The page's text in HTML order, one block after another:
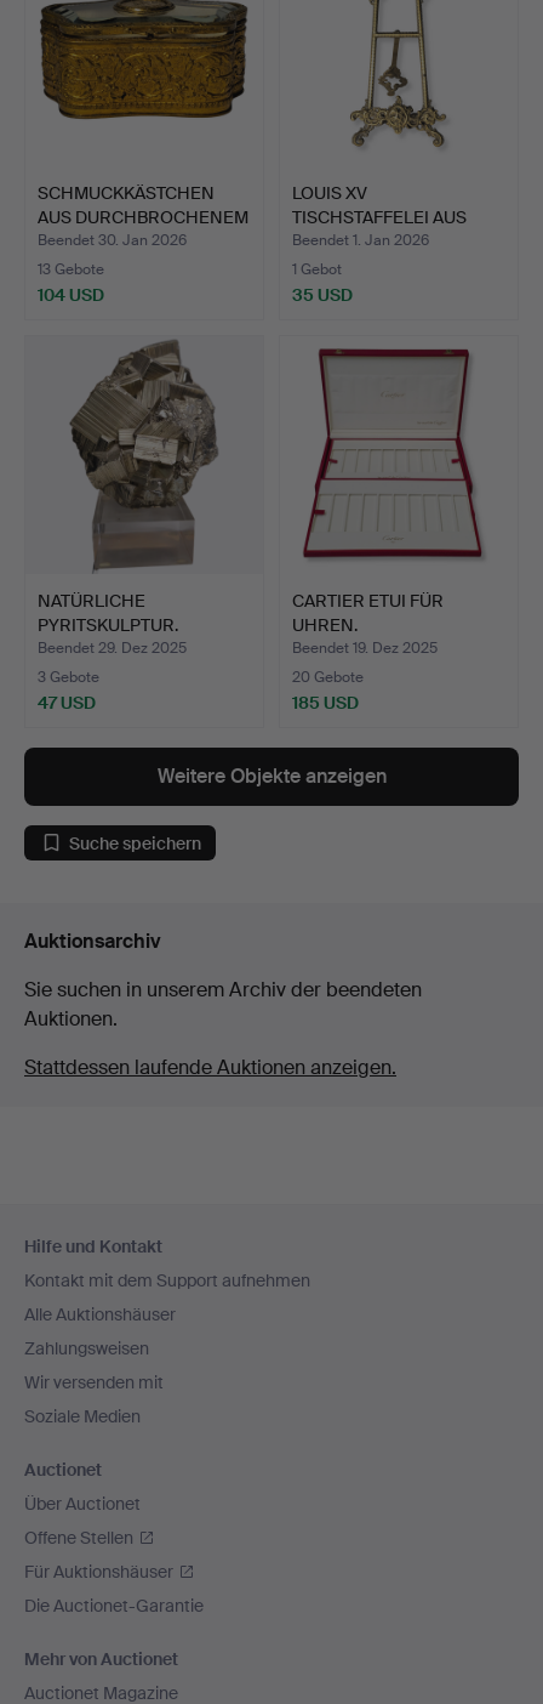
SCHMUCKKÄSTCHEN
AUS DURCHBROCHENEM
GOLDMET…
Beendet 30. Jan 2026
13 Gebote
104 USD
LOUIS XV
TISCHSTAFFELEI AUS
GEPRÄGTER VERG…
Beendet 1. Jan 2026
1 Gebot
35 USD
NATÜRLICHE
PYRITSKULPTUR.
Beendet 29. Dez 2025
3 Gebote
47 USD
CARTIER ETUI FÜR
UHREN.
Beendet 19. Dez 2025
20 Gebote
185 USD
Weitere Objekte anzeigen
Suche speichern
Auktionsarchiv
Sie suchen in unserem Archiv der beendeten
Auktionen.
Stattdessen laufende Auktionen anzeigen.
Navigation
Hilfe und Kontakt
Kontakt mit dem Support aufnehmen
Alle Auktionshäuser
Zahlungsweisen
Wir versenden mit
Soziale Medien
Auctionet
Über Auctionet
Offene Stellen
Für Auktionshäuser
Die Auctionet-Garantie
Mehr von Auctionet
Auctionet Magazine